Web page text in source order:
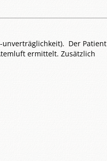
unverträglichkeit). Der Patient
ermittelt. Zusätzlich